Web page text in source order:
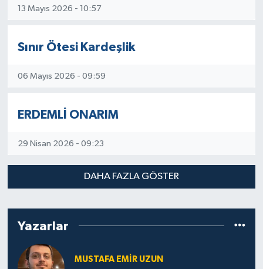
13 Mayıs 2026 - 10:57
Sınır Ötesi Kardeşlik
06 Mayıs 2026 - 09:59
ERDEMLİ ONARIM
29 Nisan 2026 - 09:23
DAHA FAZLA GÖSTER
Yazarlar
MUSTAFA EMIR UZUN